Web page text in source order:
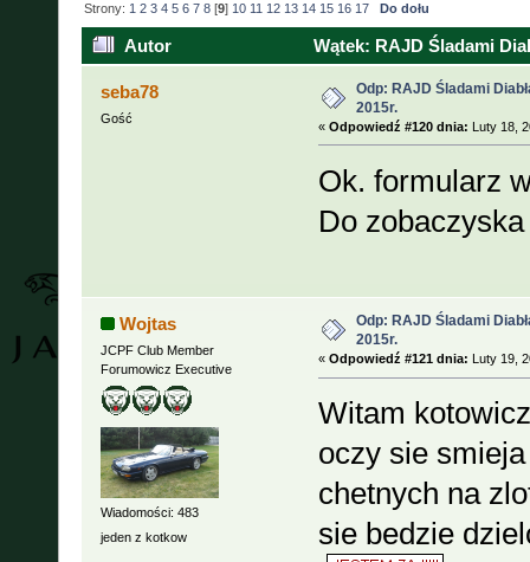
Strony: 1 2 3 4 5 6 7 8 [9] 10 11 12 13 14 15 16 17 Do dołu
Autor Wątek: RAJD Śladami
seba78
Gość
Odp: RAJD Śladami
2015r.
« Odpowiedź #120 dnia: Luty 18,
Ok. formularz
Do zobaczyska
Wojtas
JCPF Club Member
Forumowicz Executive
Wiadomości: 483
jeden z kotkow
Odp: RAJD Śladami
2015r.
« Odpowiedź #121 dnia: Luty 19,
Witam
oczy sie
chetnych na
sie bedzie